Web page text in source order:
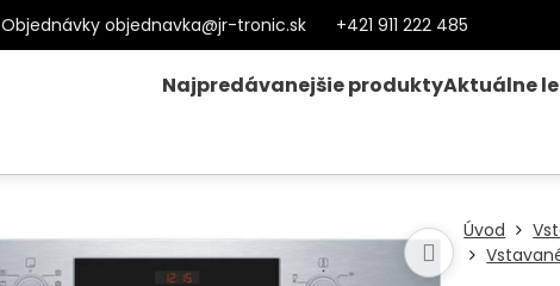
Objednávky objednavka@jr-tronic.sk +421 911 222 485
Najpredávanejšie produktyAktuálne
Úvod